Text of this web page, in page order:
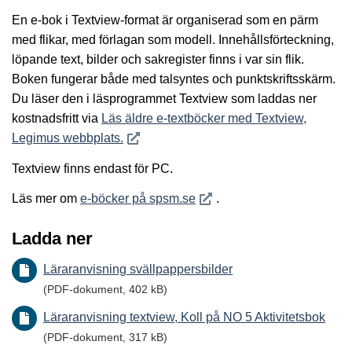
En e-bok i Textview-format är organiserad som en pärm
med flikar, med förlagan som modell. Innehållsförteckning,
löpande text, bilder och sakregister finns i var sin flik.
Boken fungerar både med talsyntes och punktskriftsskärm.
Du läser den i läsprogrammet Textview som laddas ner
kostnadsfritt via Läs äldre e-textböcker med Textview,
Legimus webbplats. Öppnas i nytt fönster
Textview finns endast för PC.
Läs mer om e-böcker på spsm.seÖppnas i nytt fönster
.
Ladda ner
Läraranvisning svällpappersbilder
(PDF-dokument, 402 kB)
Läraranvisning textview, Koll på NO 5 Aktivitetsbok
(PDF-dokument, 317 kB)